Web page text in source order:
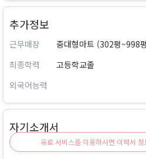
추가정보
근무매장
중대형마트 (302평~998
최종학력
고등학교졸
외국어능력
자기소개서
유료 서비스를 이용하시면 이력서